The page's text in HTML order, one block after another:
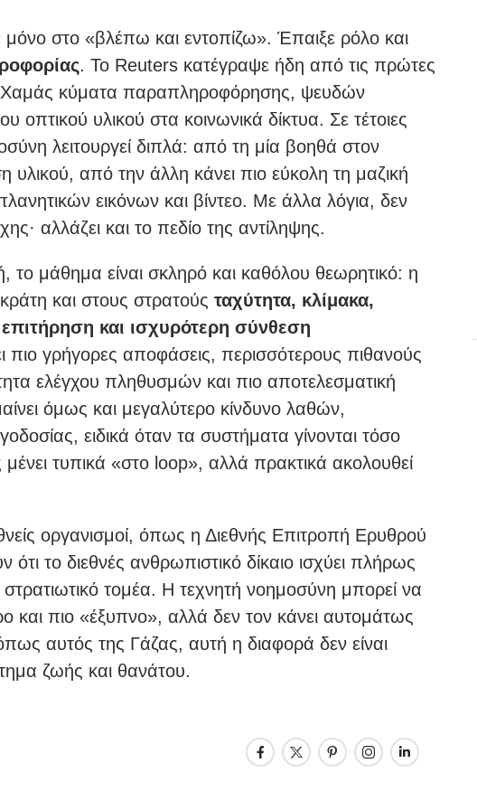
στο «βλέπω και εντοπίζω». Έπαιξε ρόλο και
. Το Reuters κατέγραψε ήδη από τις πρώτες
κύματα παραπληροφόρησης, ψευδών
οπτικού υλικού στα κοινωνικά δίκτυα. Σε τέτοιες
λειτουργεί διπλά: από τη μία βοηθά στον
υλικού, από την άλλη κάνει πιο εύκολη τη μαζική
εικόνων και βίντεο. Με άλλα λόγια, δεν
αλλάζει και το πεδίο της αντίληψης.
το μάθημα είναι σκληρό και καθόλου θεωρητικό: η
και στους στρατούς ταχύτητα, κλίμακα,
και ισχυρότερη σύνθεση
πιο γρήγορες αποφάσεις, περισσότερους πιθανούς
ελέγχου πληθυσμών και πιο αποτελεσματική
όμως και μεγαλύτερο κίνδυνο λαθών,
ειδικά όταν τα συστήματα γίνονται τόσο
τυπικά «στο loop», αλλά πρακτικά ακολουθεί
οργανισμοί, όπως η Διεθνής Επιτροπή Ερυθρού
το διεθνές ανθρωπιστικό δίκαιο ισχύει πλήρως
τομέα. Η τεχνητή νοημοσύνη μπορεί να
και πιο «έξυπνο», αλλά δεν τον κάνει αυτομάτως
αυτός της Γάζας, αυτή η διαφορά δεν είναι
ζωής και θανάτου.